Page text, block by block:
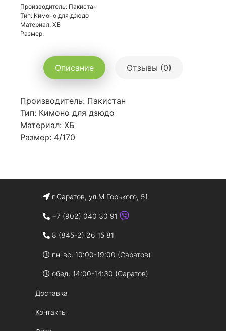
Производитель: Пакистан
Тип: Кимоно для дзюдо
Материал: ХБ
Размер:
Описание Отзывы (0)
Производитель: Пакистан
Тип: Кимоно для дзюдо
Материал: ХБ
Размер: 4/170
г.Саратов, ул.М.Горького, 51
+7 (902) 040 30 91
8 (845-2) 26 15 81
пн-вс: 10:00-19:00 (Саратов)
обед: 14:00-14:30 (Саратов)
Доставка
Контакты